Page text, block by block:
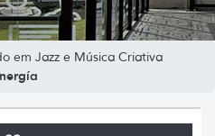
em Jazz e Música Criativa